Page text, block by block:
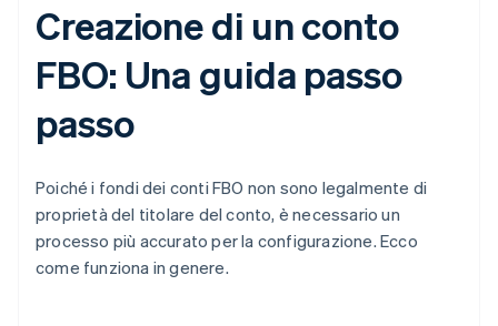
Creazione di un conto
FBO: Una guida passo
passo
Poiché i fondi dei conti FBO non sono legalmente di
proprietà del titolare del conto, è necessario un
processo più accurato per la configurazione. Ecco
come funziona in genere.